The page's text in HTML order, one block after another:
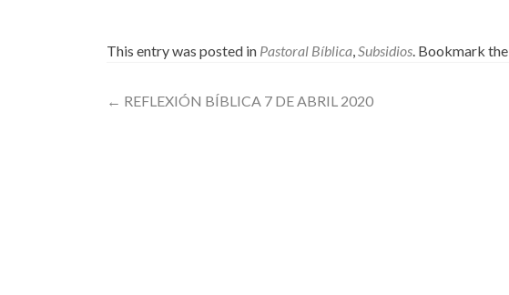
This entry was posted in Pastoral Bíblica,Subsidios. Bookmark the
Post
← REFLEXIÓN BÍBLICA 7 DE ABRIL 2020